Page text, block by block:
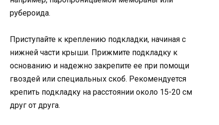
рубероида.
Приступайте к креплению подкладки, начиная с
нижней части крыши. Прижмите подкладку к
основанию и надежно закрепите ее при помощи
гвоздей или специальных скоб. Рекомендуется
крепить подкладку на расстоянии около 15-20 см
друг от друга.